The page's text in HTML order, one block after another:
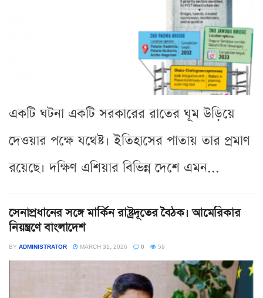
একটি ঘটনা একটি সরকারের রাতের ঘূম উড়িয়ে
দেওয়ার পক্ষে যথেষ্ট। ইতিহাসের পাতায় তার প্রমাণ
রয়েছে। দক্ষিণ এশিয়ার বিভিন্ন দেশে এমন...
সেনাপ্রধানের সঙ্গে মার্কিন রাষ্ট্রদূতের বৈঠক। আমেরিকার
নিয়ন্ত্রণে বাংলাদেশ
BY ADMINISTRATOR MARCH 31, 2026 0 59